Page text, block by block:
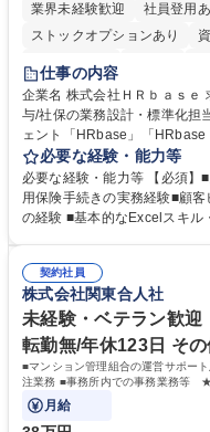
業界未経験歓迎
社員登用
ストックオプションあり
時短勤務あり
服装自由
仕事の内容
企業名 株式会社ＨＲｂａｓｅ 求人名 【フルリモート/フルフレックス】給
与/社保の業務設計・標準化担当ポジション 仕事の
ェント「HRbase」「
のオペレーション設計担当を
業務設計やシステム設定へと落と
は】・業務オペレーション設
ションの洗い出し、ルール整
（年調等の年次業務など） 募集職種 【フルリモート/フルフレックス】給
与/社保の業務設計・標準化担
必要な経験・能力等
必要な経験・能力等 【必須】
用保険手続きの実務経験■顧
の経験 ■基本的なExcelスキル・
る設計にとどまらず、ご自身
を実行する機会もあり、実務
す。 学歴・資格 学歴：大学院 大学 高専 短大 専修学校 高校 語学力： 資
格：
契約社員
株式会社関東合人社
未経験・ベテラン歓迎
転勤無/年休123日 そ
■マンション管理組合の運営サポー
注業務 ■事務所内での事務業務等
月給